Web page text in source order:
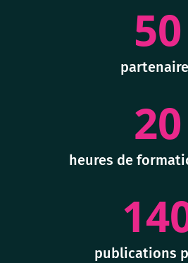
50
20
heures de
publications